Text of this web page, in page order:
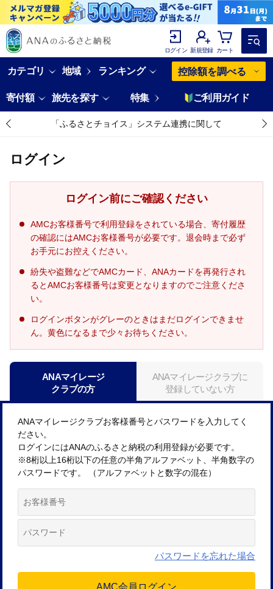
ログイン 新規登録 カート
カテゴリ 地域 ランキング 控除額を調べる
寄付額 旅先を探す 特集 ご利用ガイド
「ふるさとチョイス」システム連携に関して
ログイン
ログイン前にご確認ください
AMCお客様番号で利用登録をされている場合、寄付履歴
の確認にはAMCお客様番号が必要です。退会時まで必ず
お手元にお控えください。
紛失や盗難などでAMCカード、ANAカードを再発行され
るとAMCお客様番号は変更となりますのでご注意くださ
い。
ログインボタンがグレーのときはまだログインできませ
ん。黄色になるまで少々お待ちください。
ANAマイレージ
クラブの方
ANAマイレージクラブに
登録していない方
ANAマイレージクラブお客様番号とパスワードを入力してく
ださい。
ログインにはANAのふるさと納税の利用登録が必要です。
※8桁以上16桁以下の任意の半角アルファベット、半角数字の
パスワードです。 （アルファベットと数字の混在）
パスワードを忘れた場合